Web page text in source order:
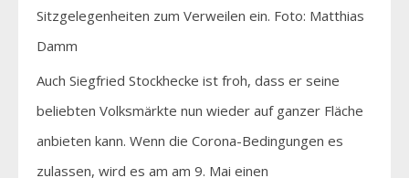
Sitzgelegenheiten zum Verweilen ein. Foto: Matthias
Damm
Auch Siegfried Stockhecke ist froh, dass er seine
beliebten Volksmärkte nun wieder auf ganzer Fläche
anbieten kann. Wenn die Corona-Bedingungen es
zulassen, wird es am am 9. Mai einen